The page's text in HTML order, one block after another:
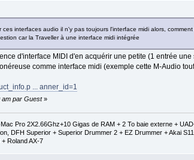
interfaces audio il n'y pas toujours l'interface midi alors,
car la Traveller à une interface midi intégrée
d'interface MIDI d'en acquérir une petite (1 entrée
comme interface midi (exemple cette M-Audio
... anner_id=1
am par Guest»
Pro 2X2.66Ghz+10 Gigas de RAM + 2 To baie externe +
DFH Superior + Superior Drummer 2 + EZ Drummer + Akai
Roland AX-7